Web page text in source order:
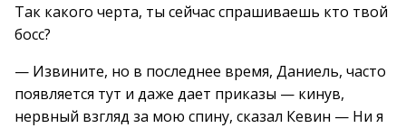
Так какого черта, ты сейчас спрашиваешь кто твой
босс?
— Извините, но в последнее время, Даниель, часто
появляется тут и даже дает приказы — кинув,
нервный взгляд за мою спину, сказал Кевин — Ни я